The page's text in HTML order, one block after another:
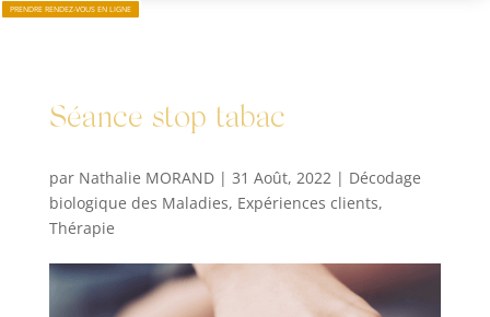
PRENDRE RENDEZ-VOUS EN LIGNE
Séance stop tabac
par Nathalie MORAND| 31 Août, 2022| Décodage
biologique des Maladies, Expériences clients,
Thérapie